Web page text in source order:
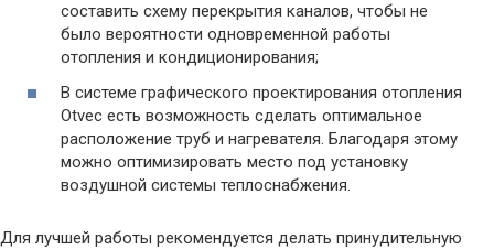
составить схему перекрытия каналов, чтобы не
было вероятности одновременной работы
отопления и кондиционирования;
В системе графического проектирования отопления
Otvec есть возможность сделать оптимальное
расположение труб и нагревателя. Благодаря этому
можно оптимизировать место под установку
воздушной системы теплоснабжения.
Для лучшей работы рекомендуется делать принудительную